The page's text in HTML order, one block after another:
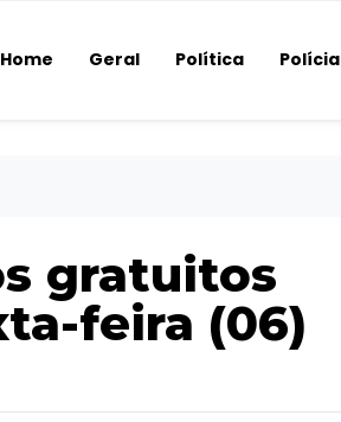
Home Geral Política Polícia
gratuitos
feira (06)